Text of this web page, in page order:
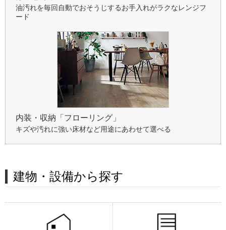
油汚れを毎回自動でおそうじするお手入れがラクなレンジフ
ード
内装・収納「フローリング」
キズや汚れに強い床材など用途にあわせて選べる
建物・設備から探す